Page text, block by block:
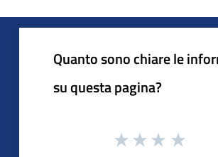
Quanto sono chiare le
su questa pagina?